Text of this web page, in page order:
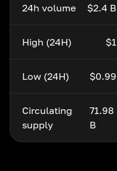
24h volume $2.4 B
High (24H) $1
Low (24H) $0.99
Circulating
supply
71.98
B